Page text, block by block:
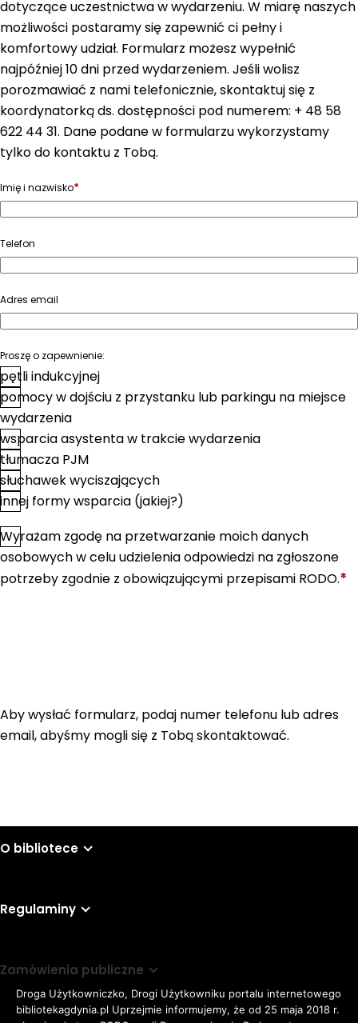
dotyczące uczestnictwa w wydarzeniu. W miarę naszych
możliwości postaramy się zapewnić ci pełny i
komfortowy udział. Formularz możesz wypełnić
najpóźniej 10 dni przed wydarzeniem. Jeśli wolisz
porozmawiać z nami telefonicznie, skontaktuj się z
koordynatorką ds. dostępności pod numerem: + 48 58
622 44 31. Dane podane w formularzu wykorzystamy
tylko do kontaktu z Tobą.
Imię i nazwisko*
Telefon
Adres email
Proszę o zapewnienie:
pętli indukcyjnej
pomocy w dojściu z przystanku lub parkingu na miejsce
wydarzenia
wsparcia asystenta w trakcie wydarzenia
tłumacza PJM
słuchawek wyciszających
innej formy wsparcia (jakiej?)
Zgoda*
Wyrażam zgodę na przetwarzanie moich danych
osobowych w celu udzielenia odpowiedzi na zgłoszone
potrzeby zgodnie z obowiązującymi przepisami RODO.*
Aby wysłać formularz, podaj numer telefonu lub adres
email, abyśmy mogli się z Tobą skontaktować.
O bibliotece
Regulaminy
Zamówienia publiczne
Droga Użytkowniczko, Drogi Użytkowniku portalu internetowego
bibliotekagdynia.pl Uprzejmie informujemy, że od 25 maja 2018 r.